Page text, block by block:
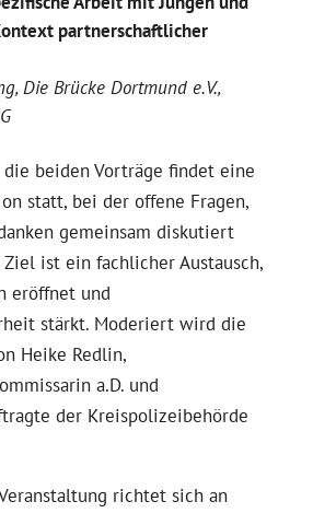
partnerschaftlicher
Die Brücke Dortmund e.V.,
die beiden Vorträge findet eine
statt, bei der offene Fragen,
gemeinsam diskutiert
ist ein fachlicher Austausch,
eröffnet und
stärkt. Moderiert wird die
Heike Redlin,
a.D. und
der Kreispolizeibehörde
richtet sich an